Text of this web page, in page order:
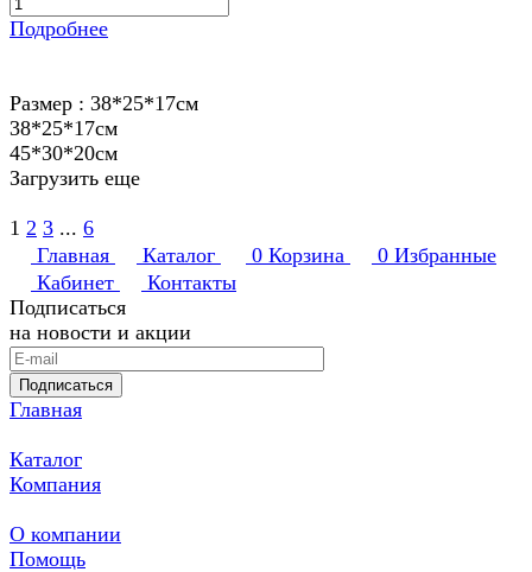
Подробнее
Размер : 38*25*17см
38*25*17см
45*30*20см
Загрузить еще
1 2 3 ... 6
Главная
Каталог 0 Корзина 0 Избранные
Кабинет
Контакты
Подписаться
на новости и акции
Подписаться
Главная
Каталог
Компания
О компании
Помощь